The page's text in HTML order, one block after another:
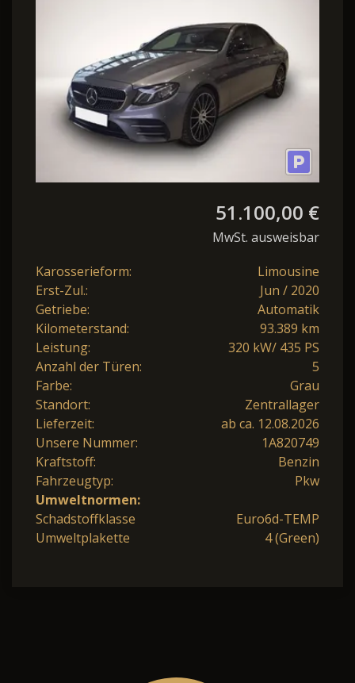
51.100,00 €
MwSt. ausweisbar
Karosserieform:
Limousine
Erst-Zul.:
Jun / 2020
Getriebe:
Automatik
Kilometerstand:
93.389 km
Leistung:
320 kW/ 435 PS
Anzahl der Türen:
5
Farbe:
Grau
Standort:
Zentrallager
Lieferzeit:
ab ca. 12.08.2026
Unsere Nummer:
1A820749
Kraftstoff:
Benzin
Fahrzeugtyp:
Pkw
Umweltnormen:
Schadstoffklasse
Euro6d-TEMP
Umweltplakette
4 (Green)